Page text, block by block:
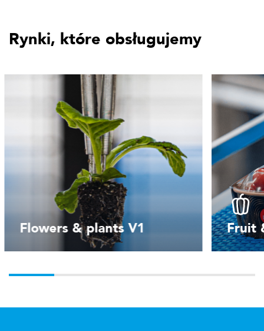
Rynki, które obsługujemy
Flowers & plants V1 Fruit